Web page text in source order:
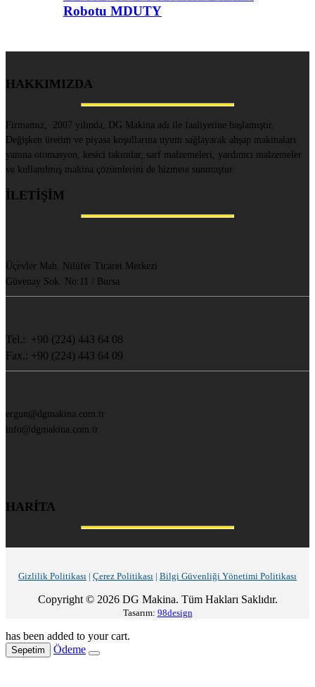
Robotu MDUTY
HAKKIMIZDA
Firmamız, 2007 yılında, DG Makina adı ile faaliyetine başlamıştır.
Değişken üretim ve piyasa koşullarına uyum sağlayarak ahşap makinaları
yanına otomasyon, kesici takımlar, sarf malzemeleri, yardımcı malzemeler
ve kullanılmış makina çözümlerini de hizmete sunmuştur.
İLETİŞİM
Üçevler Mah. Nilüfer Ticaret Merkezi
Güvenay Sok. No:11 / Bursa
Tel.: +90 (224) 443 64 08
Fax.: +90 (224) 443 64 09
ergun@dgmakina.com.tr
info@dgmakina.com.tr
HARİTA
Gizlilik Politikası | Çerez Politikası | Bilgi Güvenliği Yönetimi Politikası
Copyright © 2026 DG Makina. Tüm Hakları Saklıdır.
Tasarım: 98design
has been added to your cart.
Sepetim Ödeme